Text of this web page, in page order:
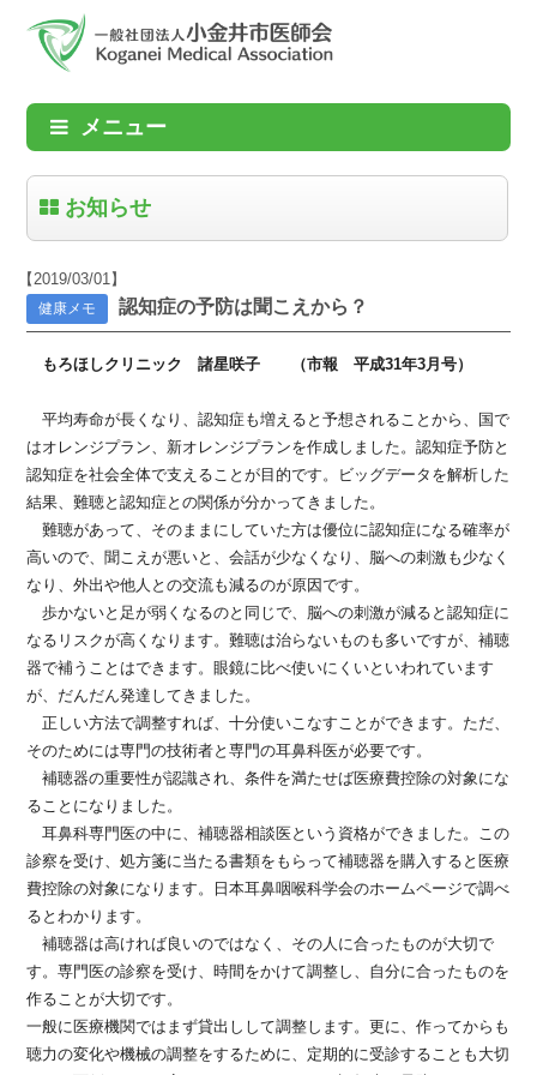
メニュー
お知らせ
【2019/03/01】
健康メモ 認知症の予防は聞こえから？
もろほしクリニック 諸星咲子 （市報 平成31年3月号）
平均寿命が長くなり、認知症も増えると予想されることから、国で
はオレンジプラン、新オレンジプランを作成しました。認知症予防と
認知症を社会全体で支えることが目的です。ビッグデータを解析した
結果、難聴と認知症との関係が分かってきました。
難聴があって、そのままにしていた方は優位に認知症になる確率が
高いので、聞こえが悪いと、会話が少なくなり、脳への刺激も少なく
なり、外出や他人との交流も減るのが原因です。
歩かないと足が弱くなるのと同じで、脳への刺激が減ると認知症に
なるリスクが高くなります。難聴は治らないものも多いですが、補聴
器で補うことはできます。眼鏡に比べ使いにくいといわれています
が、だんだん発達してきました。
正しい方法で調整すれば、十分使いこなすことができます。ただ、
そのためには専門の技術者と専門の耳鼻科医が必要です。
補聴器の重要性が認識され、条件を満たせば医療費控除の対象にな
ることになりました。
耳鼻科専門医の中に、補聴器相談医という資格ができました。この
診察を受け、処方箋に当たる書類をもらって補聴器を購入すると医療
費控除の対象になります。日本耳鼻咽喉科学会のホームページで調べ
るとわかります。
補聴器は高ければ良いのではなく、その人に合ったものが大切で
す。専門医の診察を受け、時間をかけて調整し、自分に合ったものを
作ることが大切です。
一般に医療機関ではまず貸出しして調整します。更に、作ってからも
聴力の変化や機械の調整をするために、定期的に受診することも大切